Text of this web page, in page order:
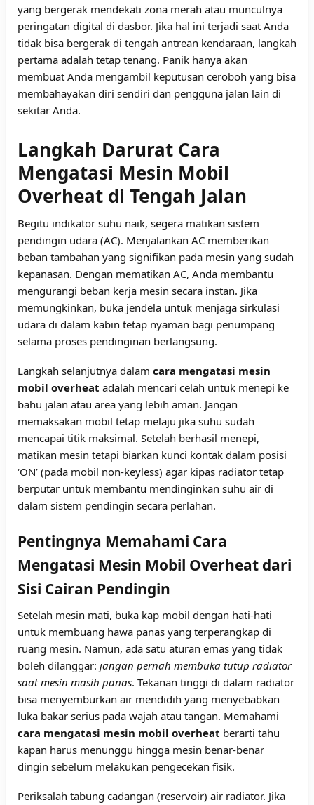
yang bergerak mendekati zona merah atau munculnya
peringatan digital di dasbor. Jika hal ini terjadi saat Anda
tidak bisa bergerak di tengah antrean kendaraan, langkah
pertama adalah tetap tenang. Panik hanya akan
membuat Anda mengambil keputusan ceroboh yang bisa
membahayakan diri sendiri dan pengguna jalan lain di
sekitar Anda.
Langkah Darurat Cara
Mengatasi Mesin Mobil
Overheat di Tengah Jalan
Begitu indikator suhu naik, segera matikan sistem
pendingin udara (AC). Menjalankan AC memberikan
beban tambahan yang signifikan pada mesin yang sudah
kepanasan. Dengan mematikan AC, Anda membantu
mengurangi beban kerja mesin secara instan. Jika
memungkinkan, buka jendela untuk menjaga sirkulasi
udara di dalam kabin tetap nyaman bagi penumpang
selama proses pendinginan berlangsung.
Langkah selanjutnya dalam cara mengatasi mesin
mobil overheat adalah mencari celah untuk menepi ke
bahu jalan atau area yang lebih aman. Jangan
memaksakan mobil tetap melaju jika suhu sudah
mencapai titik maksimal. Setelah berhasil menepi,
matikan mesin tetapi biarkan kunci kontak dalam posisi
‘ON’ (pada mobil non-keyless) agar kipas radiator tetap
berputar untuk membantu mendinginkan suhu air di
dalam sistem pendingin secara perlahan.
Pentingnya Memahami Cara
Mengatasi Mesin Mobil Overheat dari
Sisi Cairan Pendingin
Setelah mesin mati, buka kap mobil dengan hati-hati
untuk membuang hawa panas yang terperangkap di
ruang mesin. Namun, ada satu aturan emas yang tidak
boleh dilanggar: jangan pernah membuka tutup radiator
saat mesin masih panas. Tekanan tinggi di dalam radiator
bisa menyemburkan air mendidih yang menyebabkan
luka bakar serius pada wajah atau tangan. Memahami
cara mengatasi mesin mobil overheat berarti tahu
kapan harus menunggu hingga mesin benar-benar
dingin sebelum melakukan pengecekan fisik.
Periksalah tabung cadangan (reservoir) air radiator. Jika